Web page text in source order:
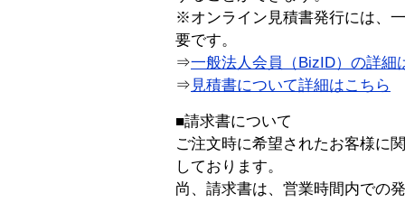
※オンライン見積書発行には、
要です。
⇒一般法人会員（BizID）の詳細
⇒ 見積書について詳細はこちら
■請求書について
ご注文時に希望されたお客様に
しております。
尚、請求書は、営業時間内での